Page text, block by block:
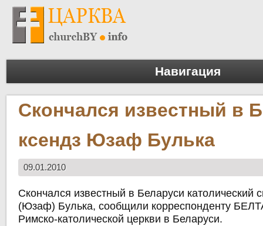
Навигация
Скончался известный в
ксендз Юзаф Булька
09.01.2010
Скончался известный в Беларуси католический
(Юзаф) Булька, сообщили корреспонденту
Римско-католической церкви в Беларуси.